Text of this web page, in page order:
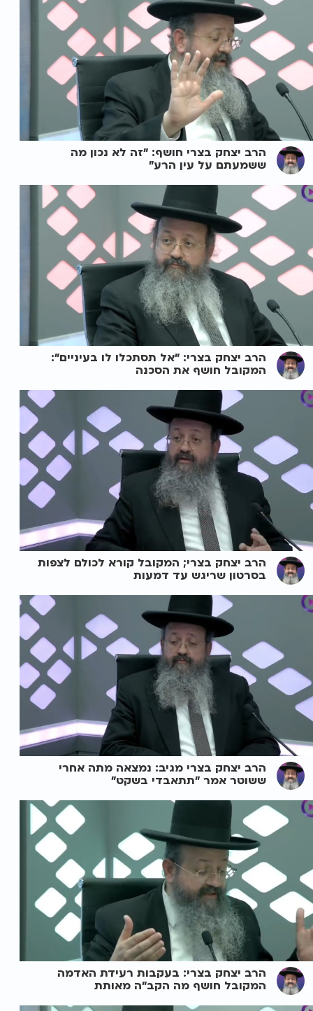
הרב יצחק בצרי חושף: "זה לא נכון מה
ששמעתם על עין הרע"
הרב יצחק בצרי: "אל תסתכלו לו בעיניים":
המקובל חושף את הסכנה
הרב יצחק בצרי; המקובל קורא לכולם לצפות
בסרטון שריגש עד דמעות
הרב יצחק בצרי מגיב: נמצאה מתה אחרי
ששוטר אמר "תתאבדי בשקט"
הרב יצחק בצרי: בעקבות רעידת האדמה
המקובל חושף מה הקב"ה מאותת